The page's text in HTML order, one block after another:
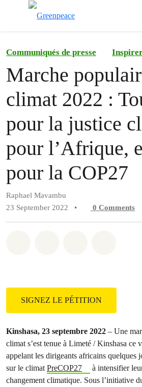
Communiqués de presse
Marche
climat 2022 :
pour la justice
pour l’Afrique,
pour la COP27
Raphael Mavambu
23 September 2022
• 0 Comments
SIGNEZ LE PÉTITION
Kinshasa, 23 septembre 2022 – Une
climat s’est tenue à Limeté / Kinshasa ce
appelant les dirigeants africains quelques
sur le climatPreCOP27
à intensifier
changement climatique. Sous l’initiative